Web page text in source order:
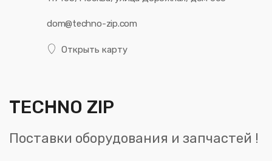
dom@techno-zip.com
Открыть карту
TECHNO ZIP
Поставки оборудования и запчастей !